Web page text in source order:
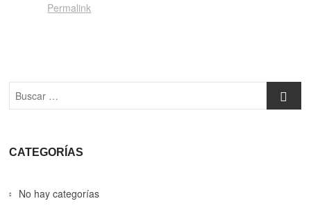
Permalink
Buscar
CATEGORÍAS
No hay categorías